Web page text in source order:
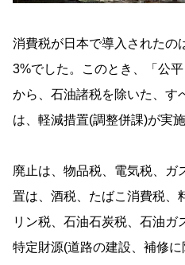
消費税が日本で導入されたの
3%でした。このとき、「公
から、石油諸税を除いた、す
は、軽減措置(調整併課)が実
廃止は、物品税、電気税、ガ
置は、酒税、たばこ消費税、
リン税、石油石炭税、石油ガ
特定財源(道路の建設、補修